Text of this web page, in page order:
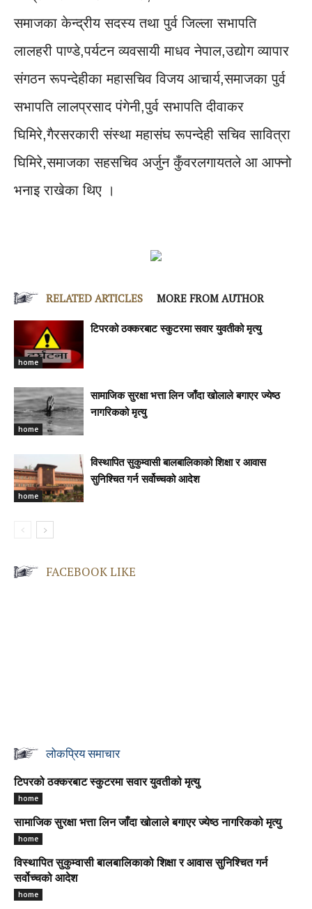
समाजका केन्द्रीय सदस्य तथा पुर्व जिल्ला सभापति
लालहरी पाण्डे,पर्यटन व्यवसायी माधव नेपाल,उद्योग व्यापार
संगठन रूपन्देहीका महासचिव विजय आचार्य,समाजका पुर्व
सभापति लालप्रसाद पंगेनी,पुर्व सभापति दीवाकर
घिमिरे,गैरसरकारी संस्था महासंघ रूपन्देही सचिव सावित्रा
घिमिरे,समाजका सहसचिव अर्जुन कुँवरलगायतले आ आफ्नो
भनाइ राखेका थिए ।
RELATED ARTICLES MORE FROM AUTHOR
home
टिपरको ठक्करबाट स्कुटरमा सवार युवतीको मृत्यु
home
सामाजिक सुरक्षा भत्ता लिन जाँदा खोलाले बगाएर ज्येष्ठ
नागरिकको मृत्यु
home
विस्थापित सुकुम्वासी बालबालिकाको शिक्षा र आवास
सुनिश्चित गर्न सर्वोच्चको आदेश
FACEBOOK LIKE
लोकप्रिय समाचार
टिपरको ठक्करबाट स्कुटरमा सवार युवतीको मृत्यु
home
सामाजिक सुरक्षा भत्ता लिन जाँदा खोलाले बगाएर ज्येष्ठ नागरिकको मृत्यु
home
विस्थापित सुकुम्वासी बालबालिकाको शिक्षा र आवास सुनिश्चित गर्न
सर्वोच्चको आदेश
home